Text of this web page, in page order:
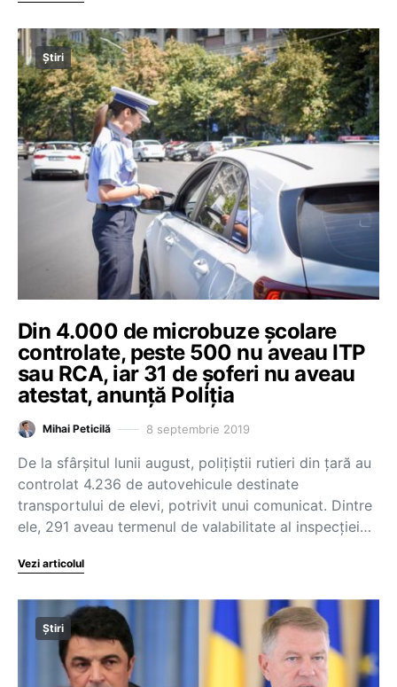
Știri
Din 4.000 de microbuze şcolare
controlate, peste 500 nu aveau ITP
sau RCA, iar 31 de şoferi nu aveau
atestat, anunţă Poliţia
Mihai Peticilă 8 septembrie 2019
De la sfârșitul lunii august, poliţiştii rutieri din țară au
controlat 4.236 de autovehicule destinate
transportului de elevi, potrivit unui comunicat. Dintre
ele, 291 aveau termenul de valabilitate al inspecției…
Vezi articolul
Știri